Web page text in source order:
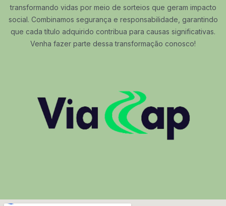
transformando vidas por meio de sorteios que geram impacto
social. Combinamos segurança e responsabilidade, garantindo
que cada título adquirido contribua para causas significativas.
Venha fazer parte dessa transformação conosco!